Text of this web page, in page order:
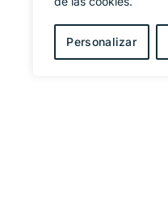
Personalizar